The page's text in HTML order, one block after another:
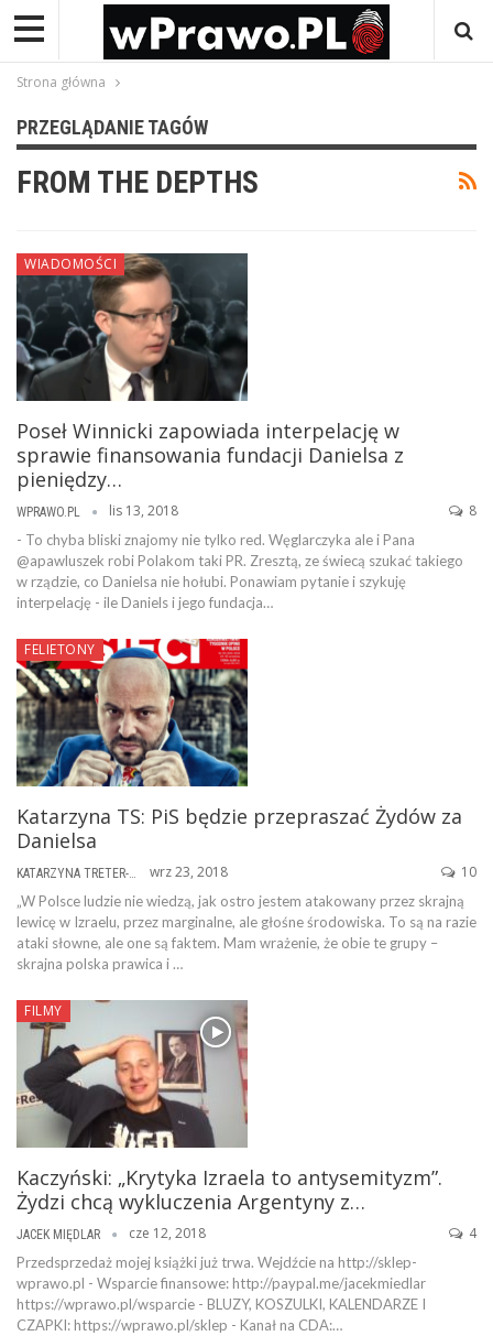
Strona główna
PRZEGLĄDANIE TAGÓW
FROM THE DEPTHS
WIADOMOŚCI
Poseł Winnicki zapowiada interpelację w
sprawie finansowania fundacji Danielsa z
pieniędzy…
WPRAWO.PL lis 13, 2018 8
- To chyba bliski znajomy nie tylko red. Węglarczyka ale i Pana
@apawluszek robi Polakom taki PR. Zresztą, ze świecą szukać takiego
w rządzie, co Danielsa nie hołubi. Ponawiam pytanie i szykuję
interpelację - ile Daniels i jego fundacja…
FELIETONY
Katarzyna TS: PiS będzie przepraszać Żydów za
Danielsa
KATARZYNA TRETER-SIERPIŃSKA wrz 23, 2018 10
„W Polsce ludzie nie wiedzą, jak ostro jestem atakowany przez skrajną
lewicę w Izraelu, przez marginalne, ale głośne środowiska. To są na razie
ataki słowne, ale one są faktem. Mam wrażenie, że obie te grupy –
skrajna polska prawica i …
FILMY
Kaczyński: „Krytyka Izraela to antysemityzm”.
Żydzi chcą wykluczenia Argentyny z…
JACEK MIĘDLAR cze 12, 2018 4
Przedsprzedaż mojej książki już trwa. Wejdźcie na http://sklep-
wprawo.pl - Wsparcie finansowe: http://paypal.me/jacekmiedlar
https://wprawo.pl/wsparcie - BLUZY, KOSZULKI, KALENDARZE I
CZAPKI: https://wprawo.pl/sklep - Kanał na CDA:…